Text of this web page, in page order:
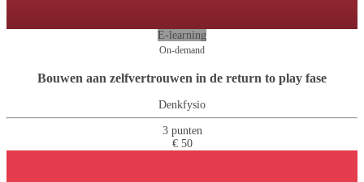
E-learning
On-demand
Bouwen aan zelfvertrouwen in de return to play fase
Denkfysio
3 punten
€ 50